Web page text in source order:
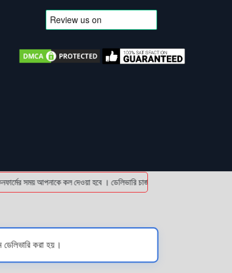
সময় আপনাকে কল দেওয়া হবে । ডেলিভারি চার্জটা অগ্রিম (bKash/
করা হয়।